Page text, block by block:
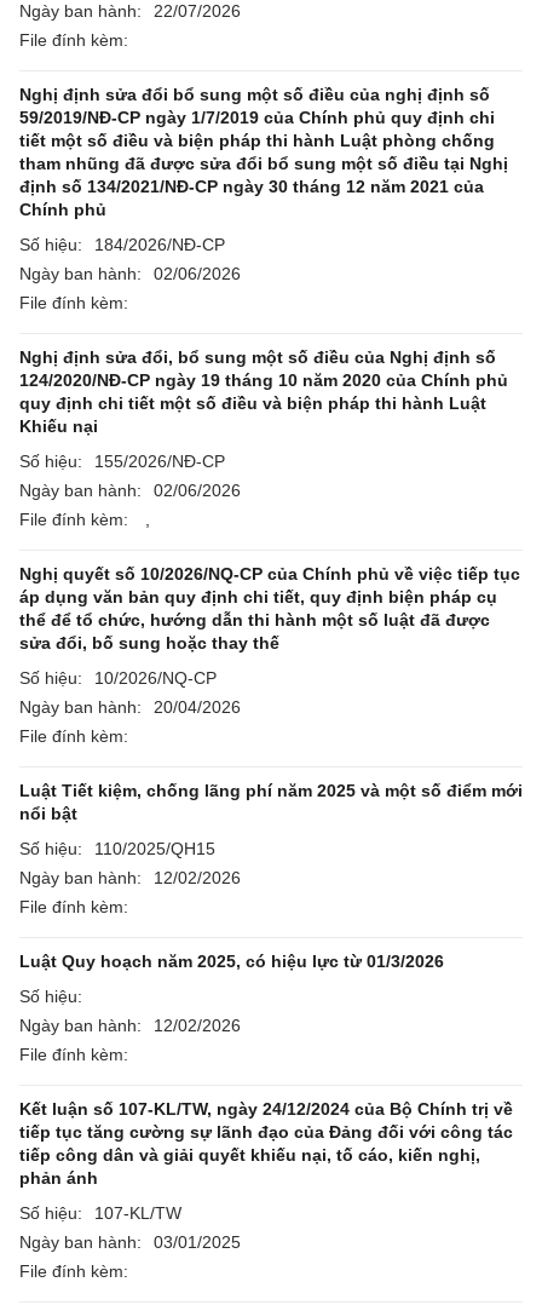
Ngày ban hành:
22/07/2026
File đính kèm:
Nghị định sửa đổi bổ sung một số điều của nghị định số
59/2019/NĐ-CP ngày 1/7/2019 của Chính phủ quy định chi
tiết một số điều và biện pháp thi hành Luật phòng chống
tham nhũng đã được sửa đổi bổ sung một số điều tại Nghị
định số 134/2021/NĐ-CP ngày 30 tháng 12 năm 2021 của
Chính phủ
Số hiệu:
184/2026/NĐ-CP
Ngày ban hành:
02/06/2026
File đính kèm:
Nghị định sửa đổi, bổ sung một số điều của Nghị định số
124/2020/NĐ-CP ngày 19 tháng 10 năm 2020 của Chính phủ
quy định chi tiết một số điều và biện pháp thi hành Luật
Khiếu nại
Số hiệu:
155/2026/NĐ-CP
Ngày ban hành:
02/06/2026
File đính kèm:
Nghị quyết số 10/2026/NQ-CP của Chính phủ về việc tiếp tục
áp dụng văn bản quy định chi tiết, quy định biện pháp cụ
thể để tổ chức, hướng dẫn thi hành một số luật đã được
sửa đổi, bố sung hoặc thay thế
Số hiệu:
10/2026/NQ-CP
Ngày ban hành:
20/04/2026
File đính kèm:
Luật Tiết kiệm, chống lãng phí năm 2025 và một số điểm mới
nổi bật
Số hiệu:
110/2025/QH15
Ngày ban hành:
12/02/2026
File đính kèm:
Luật Quy hoạch năm 2025, có hiệu lực từ 01/3/2026
Số hiệu:
Ngày ban hành:
12/02/2026
File đính kèm:
Kết luận số 107-KL/TW, ngày 24/12/2024 của Bộ Chính trị về
tiếp tục tăng cường sự lãnh đạo của Đảng đối với công tác
tiếp công dân và giải quyết khiếu nại, tố cáo, kiến nghị,
phản ánh
Số hiệu:
107-KL/TW
Ngày ban hành:
03/01/2025
File đính kèm: